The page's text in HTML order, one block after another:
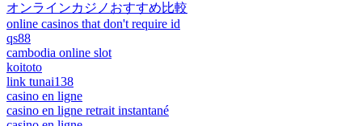
オンラインカジノおすすめ比較
online casinos that don't require id
qs88
cambodia online slot
koitoto
link tunai138
casino en ligne
casino en ligne retrait instantané